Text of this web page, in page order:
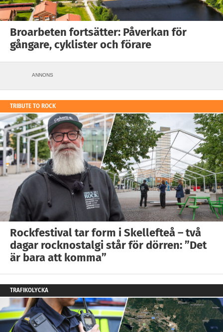
Broarbeten fortsätter: Påverkan för
gångare, cyklister och förare
ANNONS
TRIBUTE TO ROCK
Rockfestival tar form i Skellefteå – två
dagar rocknostalgi står för dörren: ”Det
är bara att komma”
TRAFIKOLYCKA